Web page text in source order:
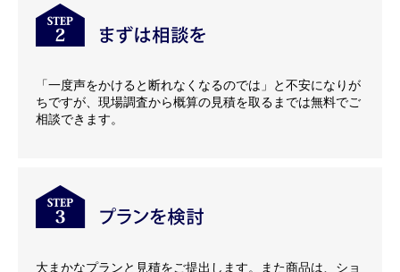
「一度声をかけると断れなくなるのでは」と不安になりが
ちですが、現場調査から概算の見積を取るまでは無料でご
相談できます。
大まかなプランと見積をご提出します。また商品は、ショ